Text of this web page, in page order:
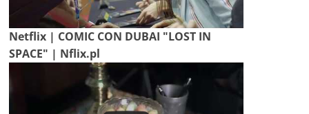
Netflix | COMIC CON DUBAI "LOST IN
SPACE" | Nflix.pl